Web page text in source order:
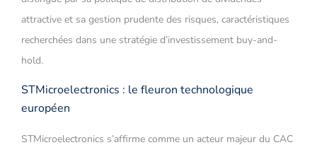
attractive et sa gestion prudente des risques, caractéristiques
recherchées dans une stratégie d’investissement buy-and-
hold.
STMicroelectronics : le fleuron technologique
européen
STMicroelectronics s’affirme comme un acteur majeur du CAC